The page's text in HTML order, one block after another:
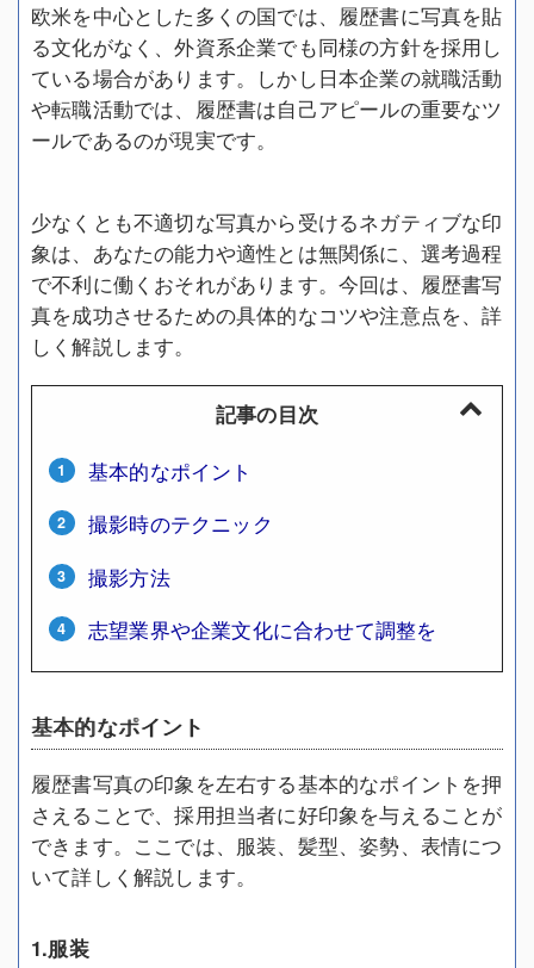
欧米を中心とした多くの国では、履歴書に写真を貼
る文化がなく、外資系企業でも同様の方針を採用し
ている場合があります。しかし日本企業の就職活動
や転職活動では、履歴書は自己アピールの重要なツ
ールであるのが現実です。
少なくとも不適切な写真から受けるネガティブな印
象は、あなたの能力や適性とは無関係に、選考過程
で不利に働くおそれがあります。今回は、履歴書写
真を成功させるための具体的なコツや注意点を、詳
しく解説します。
記事の目次
基本的なポイント
撮影時のテクニック
撮影方法
志望業界や企業文化に合わせて調整を
基本的なポイント
履歴書写真の印象を左右する基本的なポイントを押
さえることで、採用担当者に好印象を与えることが
できます。ここでは、服装、髪型、姿勢、表情につ
いて詳しく解説します。
1.服装